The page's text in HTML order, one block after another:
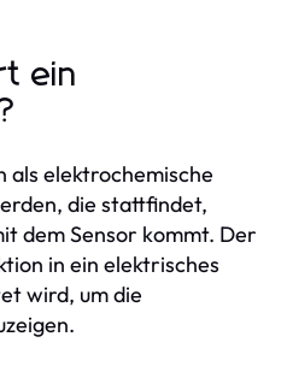
ein
als elektrochemische
die stattfindet,
dem Sensor kommt. Der
in ein elektrisches
wird, um die